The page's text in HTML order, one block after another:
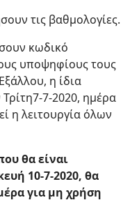
τις βαθμολογίες.
κωδικό
υποψηφίους τους
η ίδια
Τρίτη7-7-2020, ημέρα
η λειτουργία όλων
θα είναι
10-7-2020, θα
για μη χρήση